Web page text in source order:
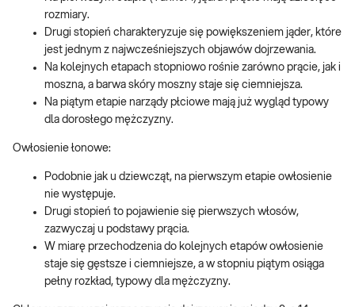
rozmiary.
Drugi stopień charakteryzuje się powiększeniem jąder, które
jest jednym z najwcześniejszych objawów dojrzewania.
Na kolejnych etapach stopniowo rośnie zarówno prącie, jak i
moszna, a barwa skóry moszny staje się ciemniejsza.
Na piątym etapie narządy płciowe mają już wygląd typowy
dla dorosłego mężczyzny.
Owłosienie łonowe:
Podobnie jak u dziewcząt, na pierwszym etapie owłosienie
nie występuje.
Drugi stopień to pojawienie się pierwszych włosów,
zazwyczaj u podstawy prącia.
W miarę przechodzenia do kolejnych etapów owłosienie
staje się gęstsze i ciemniejsze, a w stopniu piątym osiąga
pełny rozkład, typowy dla mężczyzny.